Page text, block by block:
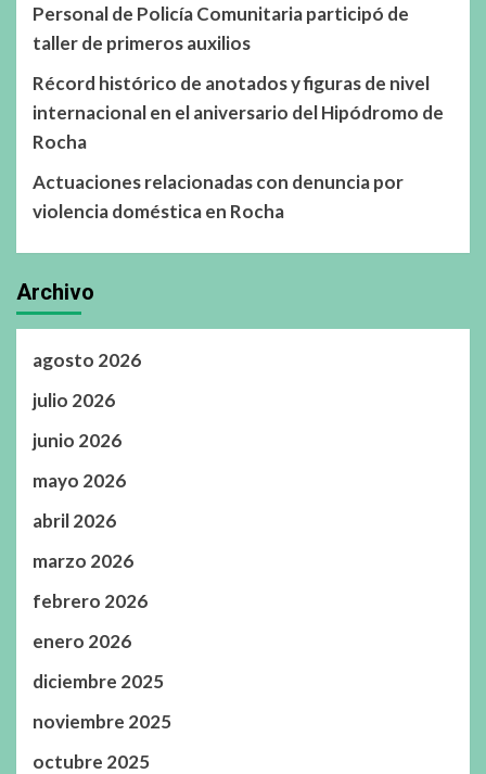
Personal de Policía Comunitaria participó de
taller de primeros auxilios
Récord histórico de anotados y figuras de nivel
internacional en el aniversario del Hipódromo de
Rocha
Actuaciones relacionadas con denuncia por
violencia doméstica en Rocha
Archivo
agosto 2026
julio 2026
junio 2026
mayo 2026
abril 2026
marzo 2026
febrero 2026
enero 2026
diciembre 2025
noviembre 2025
octubre 2025